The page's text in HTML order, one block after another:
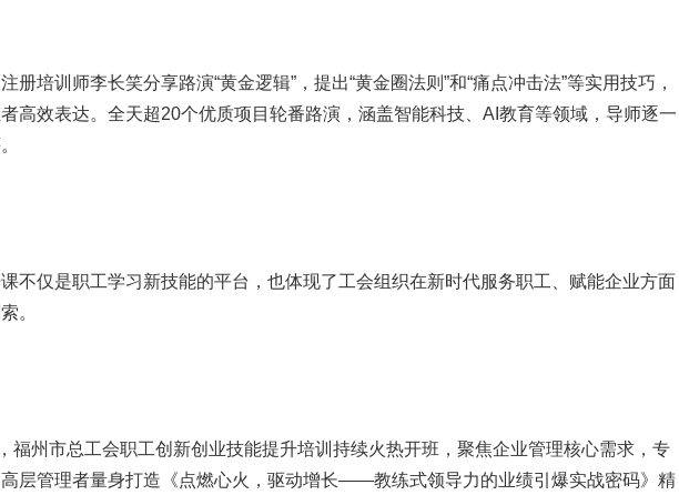
册培训师李长笑分享路演“黄金逻辑”，提出“黄金圈法则”和“痛点冲击法”等实用技巧，
高效表达。全天超20个优质项目轮番路演，涵盖智能科技、AI教育等领域，导师逐一
不仅是职工学习新技能的平台，也体现了工会组织在新时代服务职工、赋能企业方面
。
福州市总工会职工创新创业技能提升培训持续火热开班，聚焦企业管理核心需求，专
层管理者量身打造《点燃心火，驱动增长——教练式领导力的业绩引爆实战密码》精